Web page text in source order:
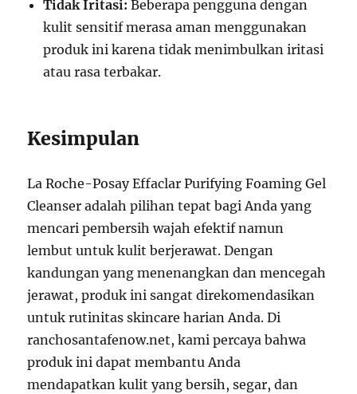
Tidak Iritasi: Beberapa pengguna dengan
kulit sensitif merasa aman menggunakan
produk ini karena tidak menimbulkan iritasi
atau rasa terbakar.
Kesimpulan
La Roche-Posay Effaclar Purifying Foaming Gel
Cleanser adalah pilihan tepat bagi Anda yang
mencari pembersih wajah efektif namun
lembut untuk kulit berjerawat. Dengan
kandungan yang menenangkan dan mencegah
jerawat, produk ini sangat direkomendasikan
untuk rutinitas skincare harian Anda. Di
ranchosantafenow.net, kami percaya bahwa
produk ini dapat membantu Anda
mendapatkan kulit yang bersih, segar, dan